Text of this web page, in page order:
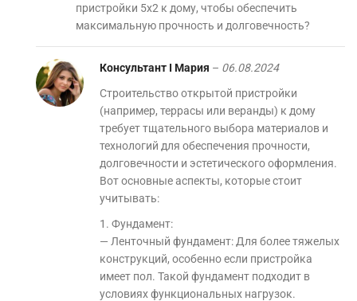
пристройки 5х2 к дому, чтобы обеспечить
максимальную прочность и долговечность?
Консультант I Мария – 06.08.2024
Строительство открытой пристройки
(например, террасы или веранды) к дому
требует тщательного выбора материалов и
технологий для обеспечения прочности,
долговечности и эстетического оформления.
Вот основные аспекты, которые стоит
учитывать:
1. Фундамент:
— Ленточный фундамент: Для более тяжелых
конструкций, особенно если пристройка
имеет пол. Такой фундамент подходит в
условиях функциональных нагрузок.